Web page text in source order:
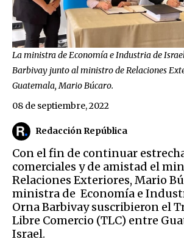
La ministra de Economía e Industria de
Barbivay junto al ministro de Relaciones
Guatemala, Mario Búcaro.
Redacción República
08 de septiembre, 2022
Con el fin de continuar
comerciales y de amistad el
Relaciones Exteriores, Mario
ministra de Economía e
Orna Barbivay suscribieron el
Libre Comercio (TLC) entre
Israel.